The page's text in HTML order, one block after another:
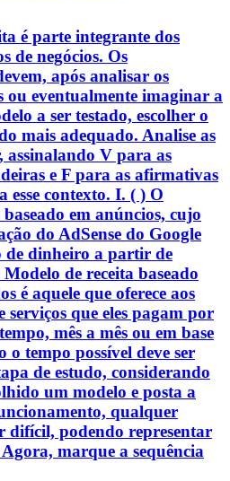
é parte integrante dos
de negócios. Os
após analisar os
ou eventualmente imaginar a
a ser testado, escolher o
mais adequado. Analise as
assinalando V para as
e F para as afirmativas
esse contexto. I. ( ) O
em anúncios, cujo
do AdSense do Google
de dinheiro a partir de
de receita baseado
é aquele que oferece aos
serviços que eles pagam por
mês a mês ou em base
tempo possível deve ser
de estudo, considerando
um modelo e posta a
qualquer
difícil, podendo representar
marque a sequência